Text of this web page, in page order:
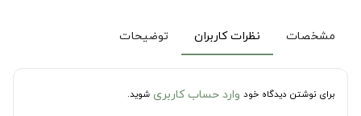
مشخصات نظرات کاربران توضیحات
برای نوشتن دیدگاه خود وارد حساب کاربری شوید.